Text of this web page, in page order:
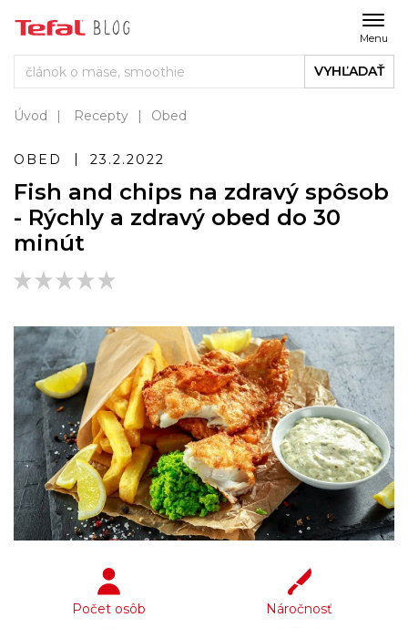
Menu
VYHĽADAŤ
Úvod Recepty Obed
OBED 23.2.2022
Fish and chips na zdravý spôsob
- Rýchly a zdravý obed do 30
minút
Počet osôb Náročnosť